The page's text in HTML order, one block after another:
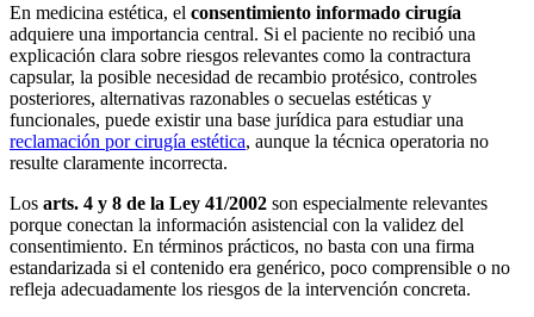
En medicina estética, el consentimiento informado cirugía
adquiere una importancia central. Si el paciente no recibió una
explicación clara sobre riesgos relevantes como la contractura
capsular, la posible necesidad de recambio protésico, controles
posteriores, alternativas razonables o secuelas estéticas y
funcionales, puede existir una base jurídica para estudiar una
reclamación por cirugía estética, aunque la técnica operatoria no
resulte claramente incorrecta.
Los arts. 4 y 8 de la Ley 41/2002 son especialmente relevantes
porque conectan la información asistencial con la validez del
consentimiento. En términos prácticos, no basta con una firma
estandarizada si el contenido era genérico, poco comprensible o no
refleja adecuadamente los riesgos de la intervención concreta.